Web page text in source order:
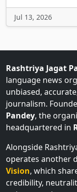
Jul 13, 2026
Rashtriya Jagat
language news
unbiased,
journalism.
Pandey, the
headquartered in
Alongside
operates another
Vision, which
credibility,